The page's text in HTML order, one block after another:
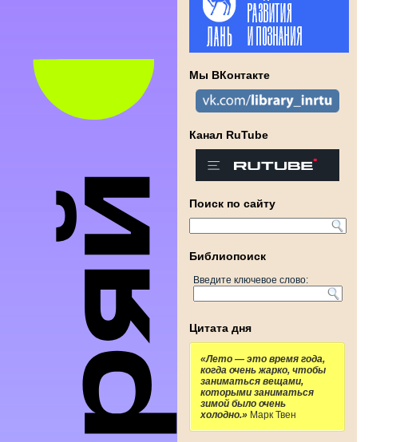
Мы ВКонтакте
Канал RuTube
Поиск по сайту
Библиопоиск
Введите ключевое слово:
Цитата дня
«Лето — это время года,
когда очень жарко, чтобы
заниматься вещами,
которыми заниматься
зимой было очень
холодно.» Марк Твен